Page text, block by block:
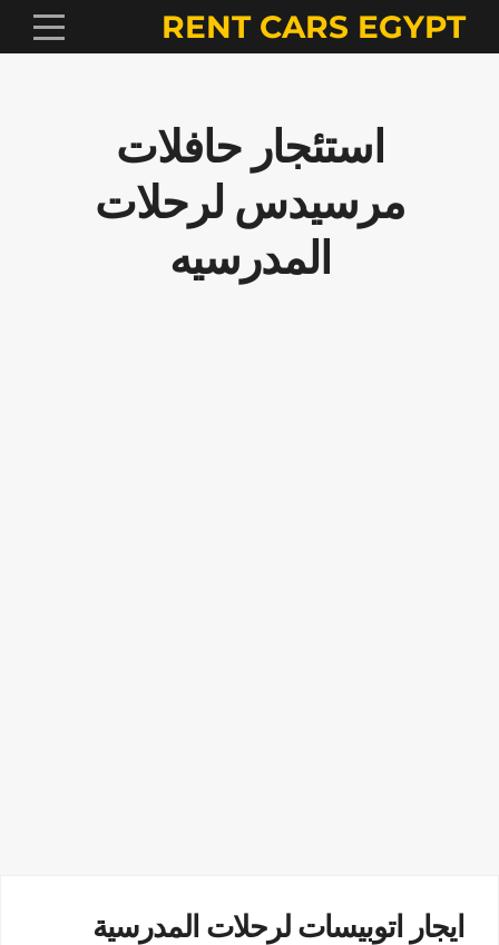
RENT CARS EGYPT
استئجار حافلات
مرسيدس لرحلات
المدرسيه
ايجار اتوبيسات لرحلات المدرسية